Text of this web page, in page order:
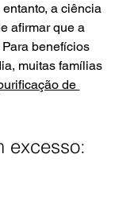
a ciência
afirmar que a
benefícios
muitas famílias
de
excesso: